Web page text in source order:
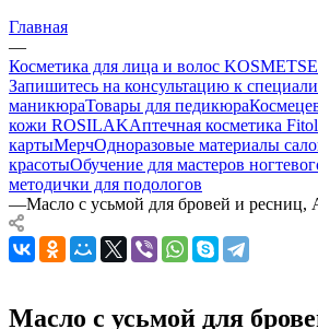
Главная
—
Косметика для лица и волос
Запишитесь на консультацию к
маникюраТовары для педикюра
кожи ROSILAKАптечная косметика
картыМерчОдноразовые материалы
красотыОбучение для мастеров
методички для подологов
—Масло с усьмой для бровей и ресниц,
Масло с усьмой для